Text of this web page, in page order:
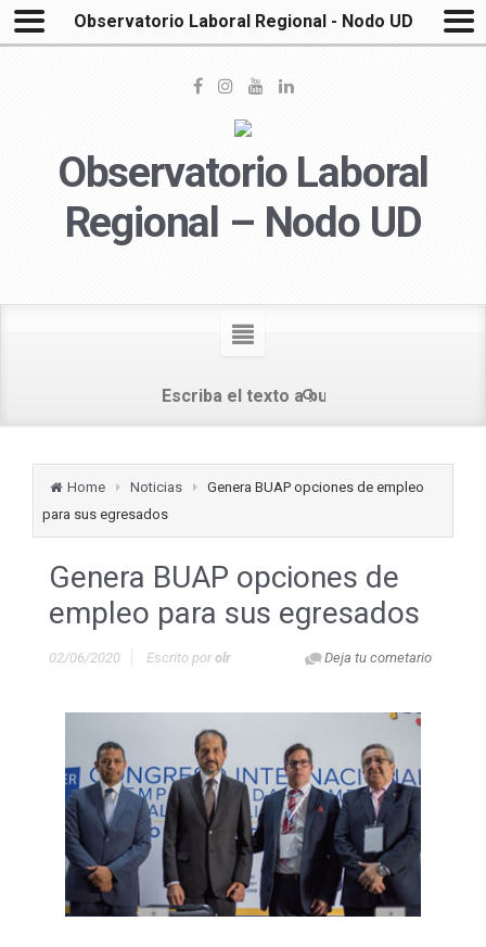
Observatorio Laboral
Regional – Nodo UD
Home Noticias
Genera BUAP opciones de empleo
para sus egresados
Genera BUAP opciones de
empleo para sus egresados
02/06/2020 Deja tu cometario
Escrito porolr
Observatorio Laboral Regional - Nodo UD